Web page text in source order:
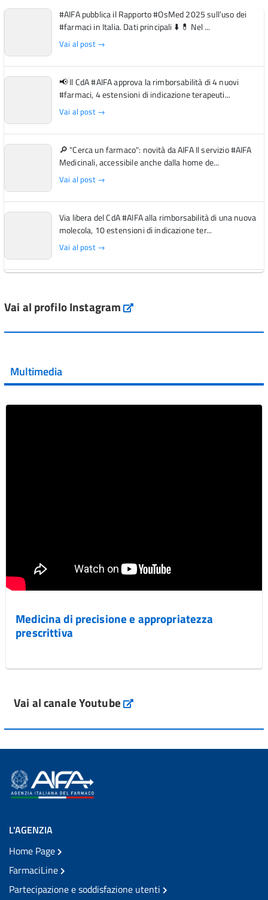
#AIFA pubblica il Rapporto #OsMed 2025 sull’uso dei
#farmaci in Italia. Dati principali ⬇️ 💊 Nel ...
Vai al post →
📢 Il CdA #AIFA approva la rimborsabilità di 4 nuovi
#farmaci, 4 estensioni di indicazione terapeuti...
Vai al post →
🔎 "Cerca un farmaco": novità da AIFA Il servizio #AIFA
Medicinali, accessibile anche dalla home de...
Vai al post →
Via libera del CdA #AIFA alla rimborsabilità di una nuova
molecola, 10 estensioni di indicazione ter...
Vai al post →
Vai al post →
Vai al post →
Vai al profilo Instagram Instagram
Multimedia
Medicina di precisione e appropriatezza
prescrittiva
Vai al canale Youtube
L'AGENZIA
Home Page
FarmaciLine
Partecipazione e soddisfazione utenti